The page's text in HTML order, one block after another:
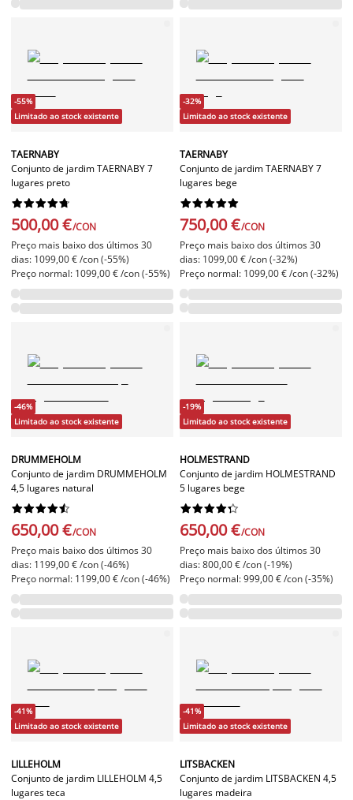
-55%
Limitado ao stock existente
TAERNABY
Conjunto de jardim TAERNABY 7
lugares preto






500,00 €/CON
Preço mais baixo dos últimos 30
dias: 1099,00 € /con (-55%)
Preço normal: 1099,00 € /con (-55%)
-32%
Limitado ao stock existente
TAERNABY
Conjunto de jardim TAERNABY 7
lugares bege






750,00 €/CON
Preço mais baixo dos últimos 30
dias: 1099,00 € /con (-32%)
Preço normal: 1099,00 € /con (-32%)
-46%
Limitado ao stock existente
DRUMMEHOLM
Conjunto de jardim DRUMMEHOLM
4,5 lugares natural






650,00 €/CON
Preço mais baixo dos últimos 30
dias: 1199,00 € /con (-46%)
Preço normal: 1199,00 € /con (-46%)
-19%
Limitado ao stock existente
HOLMESTRAND
Conjunto de jardim HOLMESTRAND
5 lugares bege






650,00 €/CON
Preço mais baixo dos últimos 30
dias: 800,00 € /con (-19%)
Preço normal: 999,00 € /con (-35%)
-41%
Limitado ao stock existente
LILLEHOLM
Conjunto de jardim LILLEHOLM 4,5
lugares teca
-41%
Limitado ao stock existente
LITSBACKEN
Conjunto de jardim LITSBACKEN 4,5
lugares madeira